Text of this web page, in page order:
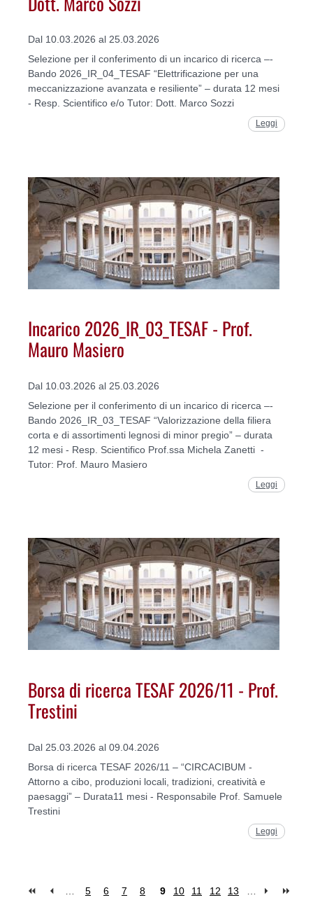
Dal 10.03.2026 al 25.03.2026
Selezione per il conferimento di un incarico di ricerca –-
Bando 2026_IR_04_TESAF “Elettrificazione per una
meccanizzazione avanzata e resiliente” – durata 12 mesi
- Resp. Scientifico e/o Tutor: Dott. Marco Sozzi
Leggi
Incarico 2026_IR_03_TESAF - Prof.
Mauro Masiero
Dal 10.03.2026 al 25.03.2026
Selezione per il conferimento di un incarico di ricerca –-
Bando 2026_IR_03_TESAF “Valorizzazione della filiera
corta e di assortimenti legnosi di minor pregio” – durata
12 mesi - Resp. Scientifico Prof.ssa Michela Zanetti -
Tutor: Prof. Mauro Masiero
Leggi
Borsa di ricerca TESAF 2026/11 - Prof.
Trestini
Dal 25.03.2026 al 09.04.2026
Borsa di ricerca TESAF 2026/11 – “CIRCACIBUM -
Attorno a cibo, produzioni locali, tradizioni, creatività e
paesaggi” – Durata11 mesi - Responsabile Prof. Samuele
Trestini
Leggi
5 6 7 8 9 10 11 12 13